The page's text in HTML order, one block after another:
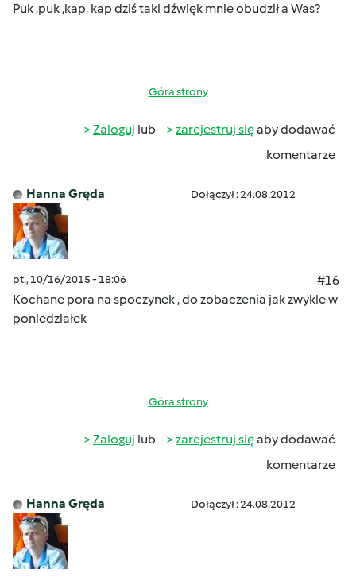
Puk ,puk ,kap, kap dziś taki dźwięk mnie obudził a Was?
Góra strony
Zaloguj lub zarejestruj sięaby dodawać
komentarze
Hanna Gręda Dołączył : 24.08.2012
pt., 10/16/2015 - 18:06
#16
Kochane pora na spoczynek , do zobaczenia jak zwykle w
poniedziałek
Góra strony
Zaloguj lub zarejestruj sięaby dodawać
komentarze
Hanna Gręda Dołączył : 24.08.2012